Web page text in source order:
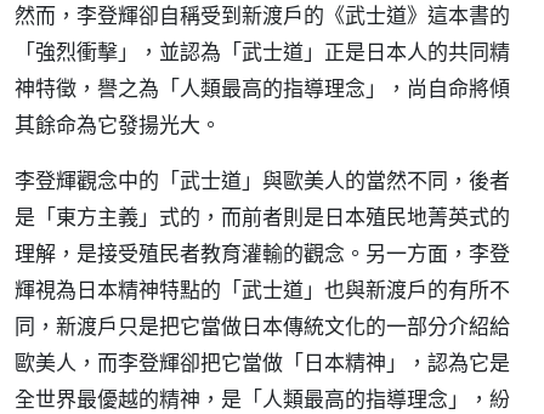
然而，李登輝卻自稱受到新渡戶的《武士道》這本書的
「強烈衝擊」，並認為「武士道」正是日本人的共同精
神特徵，譽之為「人類最高的指導理念」，尚自命將傾
其餘命為它發揚光大。
李登輝觀念中的「武士道」與歐美人的當然不同，後者
是「東方主義」式的，而前者則是日本殖民地菁英式的
理解，是接受殖民者教育灌輸的觀念。另一方面，李登
輝視為日本精神特點的「武士道」也與新渡戶的有所不
同，新渡戶只是把它當做日本傳統文化的一部分介紹給
歐美人，而李登輝卻把它當做「日本精神」，認為它是
全世界最優越的精神，是「人類最高的指導理念」，紛